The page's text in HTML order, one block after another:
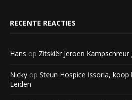
RECENTE REACTIES
Hans op Zitskiër Jeroen
Nicky op Steun Hospice Issoria,
Leiden